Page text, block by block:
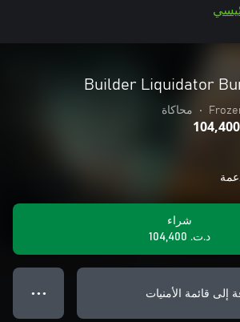
Builder Liquidator
• محاكاة
شراء
د.ت.‏ 104,400
إلى قائمة الأمنيات ● ● ●